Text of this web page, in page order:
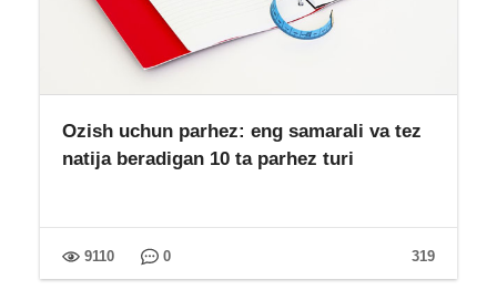
Ozish uchun parhez: eng samarali va tez
natija beradigan 10 ta parhez turi
319
9110 0